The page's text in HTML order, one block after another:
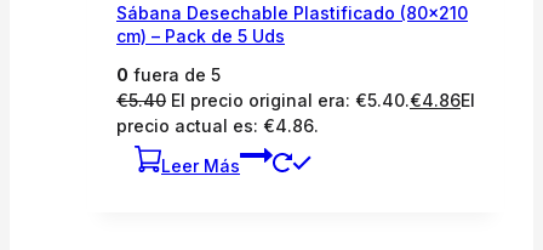
Sábana Desechable Plastificado (80×210
cm) – Pack de 5 Uds
0 fuera de 5
€5.40 El precio original era: €5.40.€4.86El
precio actual es: €4.86.
Leer Más